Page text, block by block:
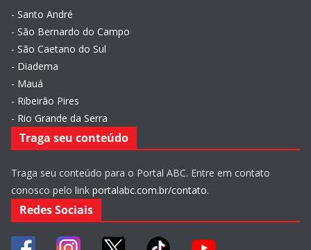
- Santo André
- São Bernardo do Campo
- São Caetano do Sul
- Diadema
- Mauá
- Ribeirão Pires
- Rio Grande da Serra
Traga seu conteúdo
Traga seu conteúdo para o Portal ABC. Entre em contato
conosco pelo link portalabc.com.br/contato.
Redes Sociais